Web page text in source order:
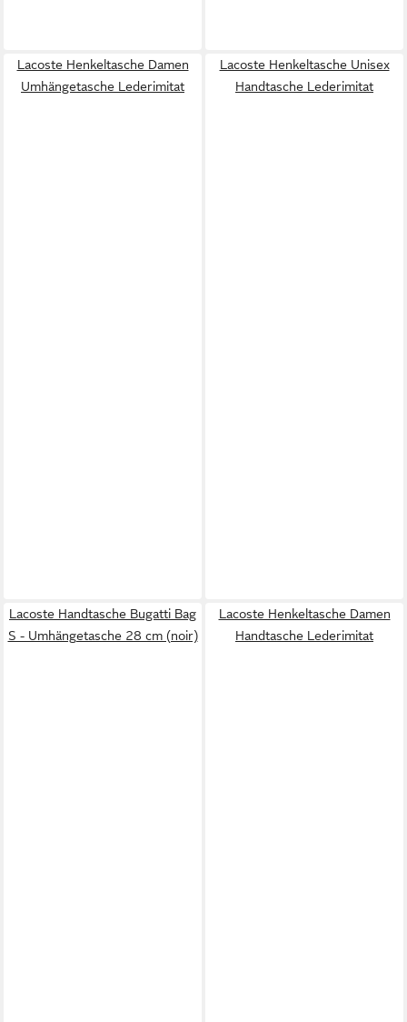
Lacoste Henkeltasche Damen
Umhängetasche Lederimitat
Lacoste Henkeltasche Unisex
Handtasche Lederimitat
Lacoste Handtasche Bugatti Bag
S - Umhängetasche 28 cm (noir)
Lacoste Henkeltasche Damen
Handtasche Lederimitat